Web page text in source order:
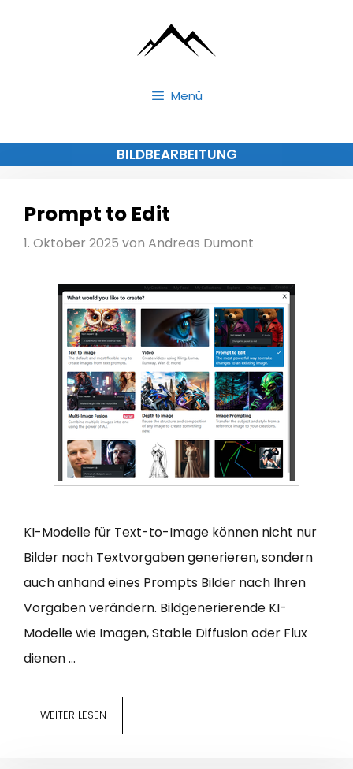
Menü
BILDBEARBEITUNG
Prompt to Edit
1. Oktober 2025 von Andreas Dumont
KI-Modelle für Text-to-Image können nicht nur
Bilder nach Textvorgaben generieren, sondern
auch anhand eines Prompts Bilder nach Ihren
Vorgaben verändern. Bildgenerierende KI-
Modelle wie Imagen, Stable Diffusion oder Flux
dienen …
WEITER LESEN